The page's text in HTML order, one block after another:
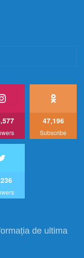
47,196
Subscribe
de ultima